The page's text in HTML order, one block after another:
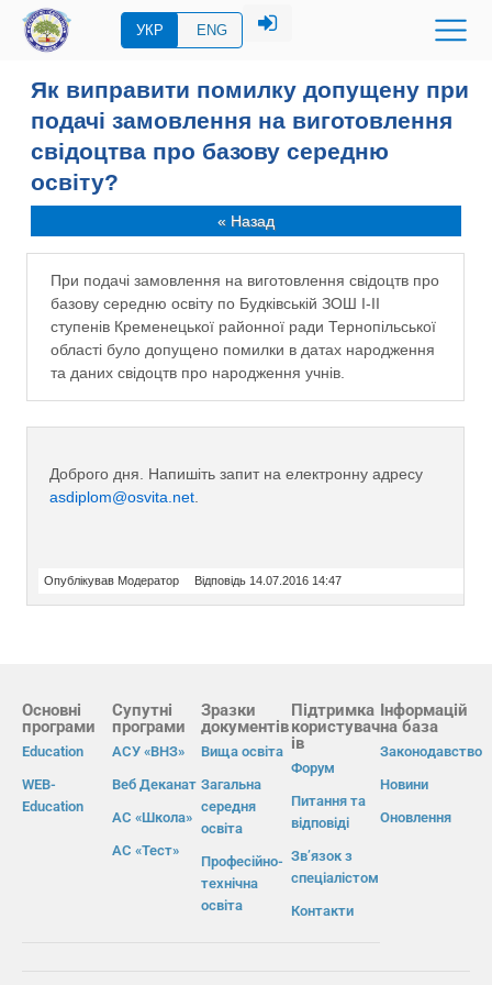
УКР ENG
Як виправити помилку допущену при
подачі замовлення на виготовлення
свідоцтва про базову середню
освіту?
« Назад
При подачі замовлення на виготовлення свідоцтв про
базову середню освіту по Будківській ЗОШ І-ІІ
ступенів Кременецької районної ради Тернопільської
області було допущено помилки в датах народження
та даних свідоцтв про народження учнів.
Доброго дня. Напишіть запит на електронну адресу
asdiplom@osvita.net
Опублікував Модератор Відповідь 14.07.2016 14:47
Основні
програми
Education
WEB-
Education
Супутні
програми
АСУ «ВНЗ»
Веб Деканат
АС «Школа»
АС «Тест»
Зразки
документів
Вища освіта
Загальна
середня
освіта
Професійно-
технічна
освіта
Підтримка
користувач
ів
Форум
Питання та
відповіді
Зв’язок з
спеціалістом
Контакти
Інформацій
на база
Законодавство
Новини
Оновлення